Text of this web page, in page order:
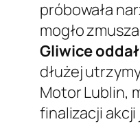
próbowała
mogło
Gliwice
dłużej
Motor Lublin,
finalizacji